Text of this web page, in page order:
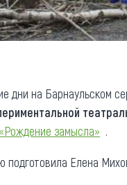
дни на Барнаульском
замысла» .
подготовила Елена